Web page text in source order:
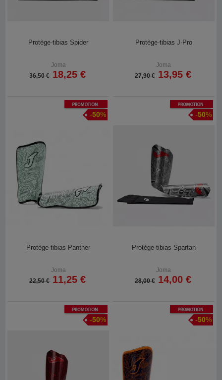
Protège-tibias Spider
Joma
36,50 € 18,25 €
Protège-tibias J-Pro
Joma
27,90 € 13,95 €
Promotion
-50%
Protège-tibias Panther
Joma
22,50 € 11,25 €
Promotion
-50%
Protège-tibias Spartan
Joma
28,00 € 14,00 €
Promotion
-50%
Promotion
-50%